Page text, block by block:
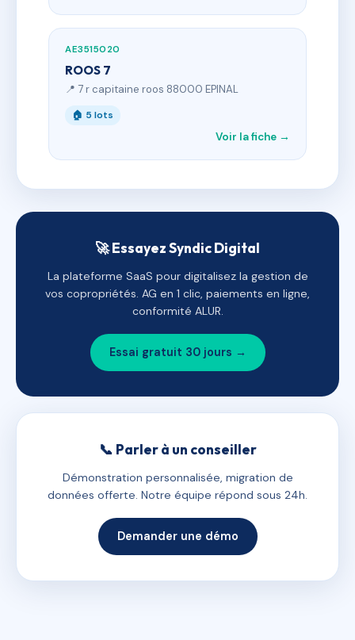
AE3515020
ROOS 7
📍 7 r capitaine roos 88000 EPINAL
🏠 5 lots
Voir la fiche →
🚀 Essayez Syndic Digital
La plateforme SaaS pour digitalisez la gestion de
vos copropriétés. AG en 1 clic, paiements en ligne,
conformité ALUR.
Essai gratuit 30 jours →
📞 Parler à un conseiller
Démonstration personnalisée, migration de
données offerte. Notre équipe répond sous 24h.
Demander une démo